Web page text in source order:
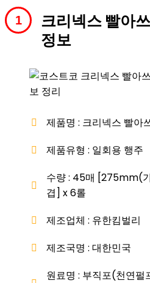
크리넥스 빨아
정보
제품명 : 크리넥스 빨아
제품유형 : 일회용 행주
수량 : 45매 [275mm(
겹] x 6롤
제조업체 : 유한킴벌리
제조국명 : 대한민국
원료명 : 부직포(천연펄